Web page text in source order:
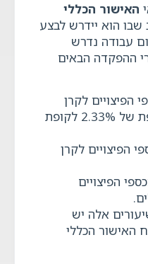
האישור הכללי
שבו הוא יידרש לבצע
עבודה נדרש
ההפקדה הבאים
6% מכספי הפיצויים לקרן
הפנסיה והפקדה נוספת של 2.33% לקופת
6% מהכספי הפיצויים לקרן
של 8.33% מכספי הפיצויים
אלה יש
האישור הכללי